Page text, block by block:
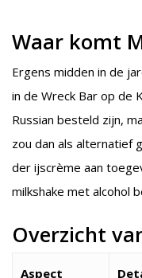
Waar komt
Ergens midden in de
in de Wreck Bar op de
Russian besteld zijn,
zou dan als alternatief
der ijscrème aan
milkshake met alcohol
Overzicht
Aspect